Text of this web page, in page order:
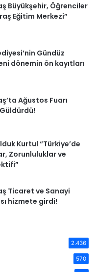
Büyükşehir, Öğrenciler
Eğitim Merkezi”
Gündüz
dönemin ön kayıtları
Ağustos Fuarı
Kurtul “Türkiye’de
Zorunluluklar ve
Ticaret ve Sanayi
hizmete girdi!
2.436
570